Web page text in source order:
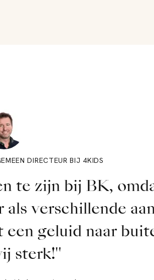
DIRECTEUR BIJ 4KIDS
te zijn bij BK,
verschillende
geluid naar
sterk!"